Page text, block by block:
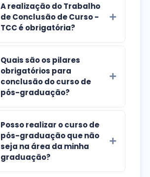
A realização do Trabalho
de Conclusão de Curso -
TCC é obrigatória?
Quais são os pilares
obrigatórios para
conclusão do curso de
pós-graduação?
Posso realizar o curso de
pós-graduação que não
seja na área da minha
graduação?